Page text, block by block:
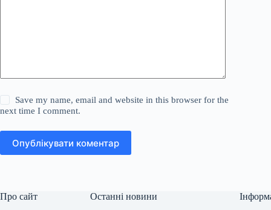
Save my name, email and website in this browser for the
next time I comment.
Опублікувати коментар
Про сайт Останні новини